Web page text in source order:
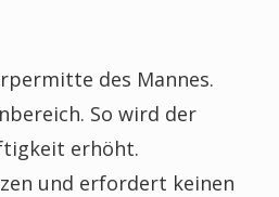
des Mannes.
So wird der
erhöht.
und erfordert keinen